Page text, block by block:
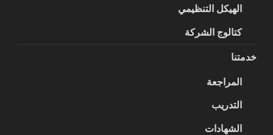
الهيكل التنظيمي
كتالوج الشركة
خدمتنا
المراجعة
التدريب
الشهادات